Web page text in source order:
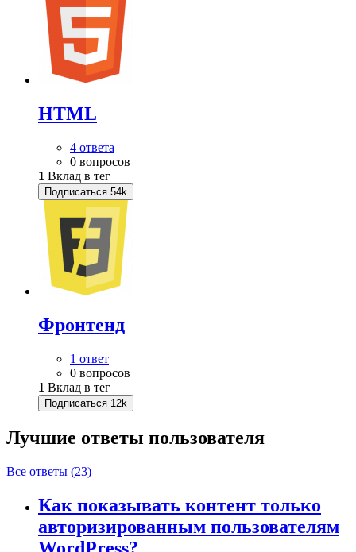
HTML
4 ответа
0 вопросов
1 Вклад в тег
Подписаться 54k
Фронтенд
1 ответ
0 вопросов
1 Вклад в тег
Подписаться 12k
Лучшие ответы пользователя
Все ответы (23)
Как показывать контент только
авторизированным пользователям
WordPress?